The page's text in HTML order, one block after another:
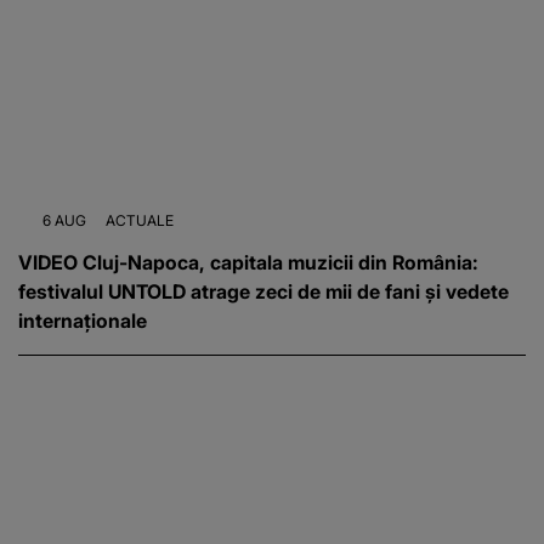
6 AUG ACTUALE
VIDEO Cluj-Napoca, capitala muzicii din România:
festivalul UNTOLD atrage zeci de mii de fani și vedete
internaționale